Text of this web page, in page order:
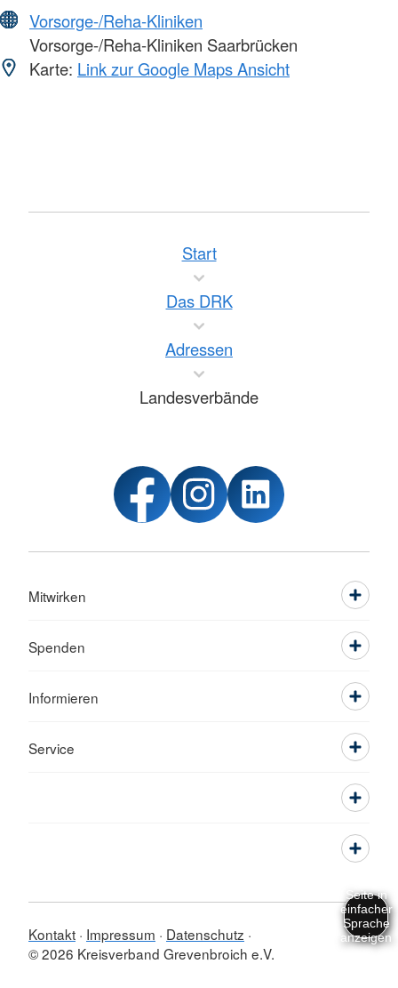
Vorsorge-/Reha-Kliniken
Vorsorge-/Reha-Kliniken Saarbrücken
Karte: Link zur Google Maps Ansicht
Start
Das DRK
Adressen
Landesverbände
Mitwirken
Spenden
Informieren
Service
Kontakt Impressum
Datenschutz
© 2026 Kreisverband Grevenbroich e.V.